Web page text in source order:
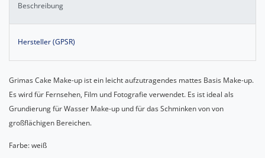
Beschreibung
Hersteller (GPSR)
Grimas Cake Make-up ist ein leicht aufzutragendes mattes Basis Make-up.
Es wird für Fernsehen, Film und Fotografie verwendet. Es ist ideal als
Grundierung für Wasser Make-up und für das Schminken von von
großflächigen Bereichen.
Farbe: weiß